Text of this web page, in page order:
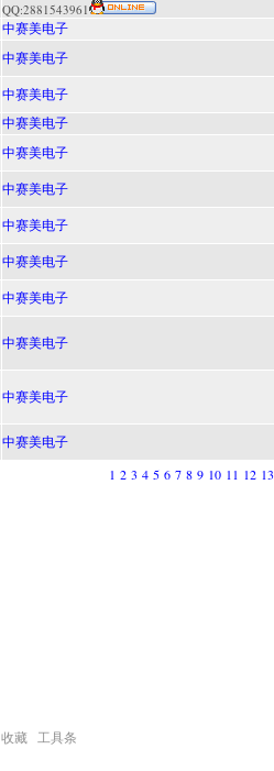
QQ:2881543961
中赛美电子
中赛美电子
中赛美电子
中赛美电子
中赛美电子
中赛美电子
中赛美电子
中赛美电子
中赛美电子
中赛美电子
中赛美电子
中赛美电子
1 2 3 4 5 6 7 8 9 10 11 12 13
收藏 工具条